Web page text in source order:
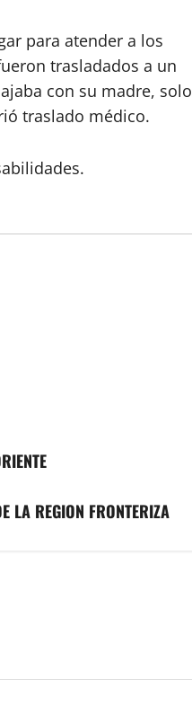
para atender a los
trasladados a un
con su madre, solo
traslado médico.
LA REGION FRONTERIZA